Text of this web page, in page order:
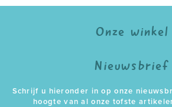
Onze winkel
Nieuwsbrief
Schrijf u hieronder in op onze
hoogte van al onze tofste